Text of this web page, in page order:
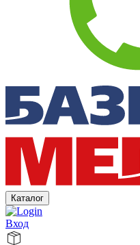
Каталог
Вход